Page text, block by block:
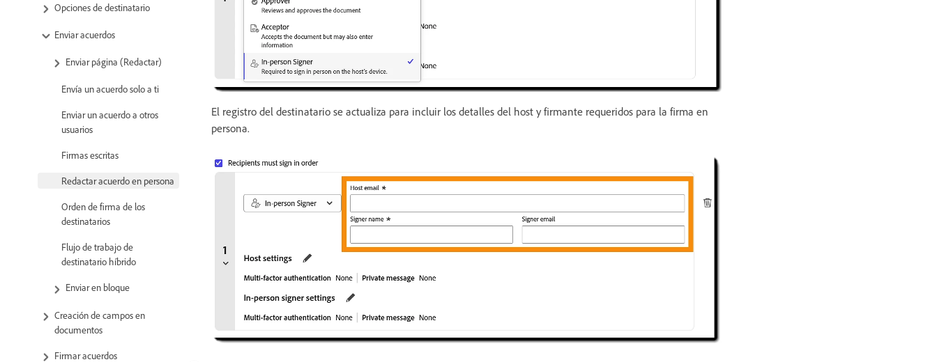
Opciones de destinatario
Enviar acuerdos
Enviar página (Redactar)
Envía un acuerdo solo a ti
Enviar un acuerdo a otros
usuarios
Firmas escritas
Redactar acuerdo en persona
Orden de firma de los
destinatarios
Flujo de trabajo de
destinatario híbrido
Enviar en bloque
Creación de campos en
documentos
Firmar acuerdos
El registro del destinatario se actualiza para incluir los detalles del host y firmante requeridos para la firma en
persona.